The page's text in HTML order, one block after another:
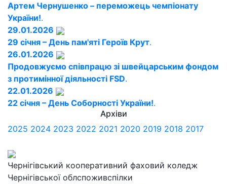
Артем Чернушенко – переможець чемпіонату
України!.
29.01.2026
29 січня – День пам'яті Героїв Крут.
26.01.2026
Продовжуємо співпрацю зі швейцарським фондом
з протимінної діяльності FSD.
22.01.2026
22 січня – День Соборності України!.
Архіви
2025 2024 2023 2022 2021 2020 2019 2018 2017
Чернігівський кооперативний фаховий коледж
Чернігівської облспоживспілки